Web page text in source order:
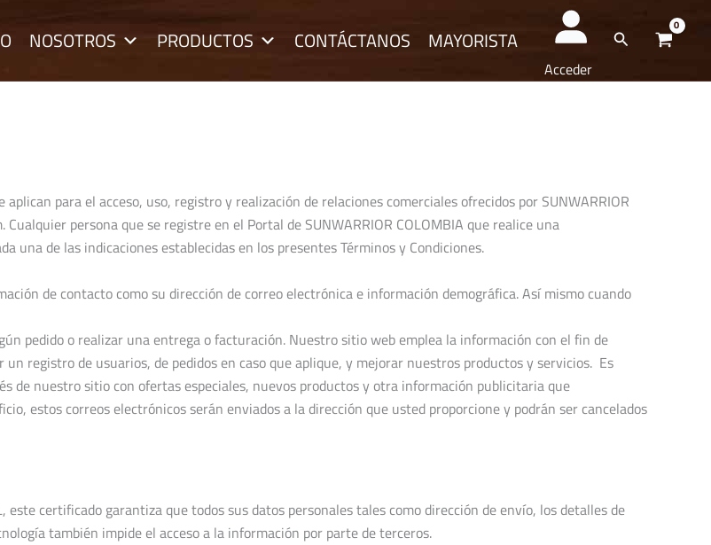
NOSOTROS PRODUCTOS CONTÁCTANOS MAYORISTA
Acceder
Buscar
para el acceso, uso, registro y realización de relaciones comerciales ofrecidos por SUNWARRIOR
persona que se registre en el Portal de SUNWARRIOR COLOMBIA que realice una
una de las indicaciones establecidas en los presentes Términos y Condiciones.
de contacto como su dirección de correo electrónica e información demográfica. Así mismo cuando
pedido o realizar una entrega o facturación. Nuestro sitio web emplea la información con el fin de
registro de usuarios, de pedidos en caso que aplique, y mejorar nuestros productos y servicios. Es
de nuestro sitio con ofertas especiales, nuevos productos y otra información publicitaria que
estos correos electrónicos serán enviados a la dirección que usted proporcione y podrán ser cancelados
este certificado garantiza que todos sus datos personales tales como dirección de envío, los detalles de
también impide el acceso a la información por parte de terceros.